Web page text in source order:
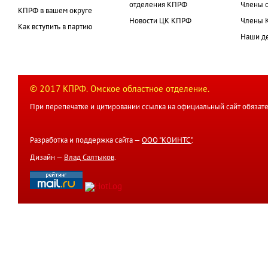
КПРФ в вашем округе
Как вступить в партию
отделения КПРФ
Новости ЦК КПРФ
Члены
Члены
Наши
© 2017 КПРФ. Омское областное отделение.
При перепечатке и цитировании ссылка на официальный сайт
Разработка и поддержка сайта — ООО "КОИНТС".
Дизайн — Влад Салтыков.